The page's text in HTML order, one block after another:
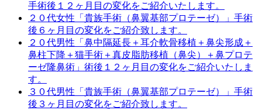
手術後１２ヶ月目の変化をご紹介いたします。
２０代女性「貴族手術（鼻翼基部プロテーゼ）」手術
後６ヶ月目の変化をご紹介致します。
２０代男性「鼻中隔延長＋耳介軟骨移植＋鼻尖形成＋
鼻柱下降＋猫手術＋真皮脂肪移植（鼻尖）＋鼻プロテ
ーゼ隆鼻術」術後１２ヶ月目の変化をご紹介いたしま
す。
３０代男性「貴族手術（鼻翼基部プロテーゼ）」手術
後３ヶ月目の変化をご紹介致します。